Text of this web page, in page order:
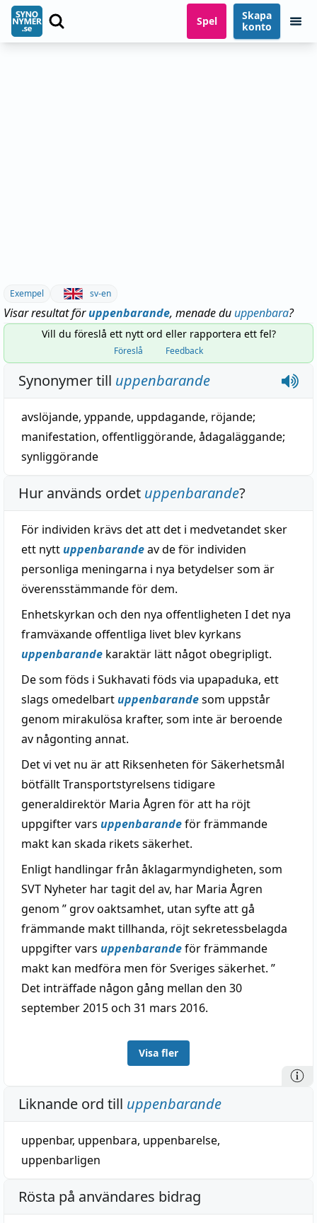
Spel
Skapa
konto
Exempel sv-en
Visar resultat föruppenbarande, menade du uppenbara?
Vill du föreslå ett nytt ord eller rapportera ett fel?
Föreslå Feedback
Synonymer till uppenbarande
avslöjande, yppande, uppdagande, röjande;
manifestation, offentliggörande, ådagaläggande;
synliggörande
Hur används ordet uppenbarande?
För individen krävs det att det i medvetandet sker
ett nyttuppenbarandeav de för individen
personliga meningarna i nya betydelser som är
överensstämmande för dem.
Enhetskyrkan och den nya offentligheten I det nya
framväxande offentliga livet blev kyrkans
uppenbarande karaktär lätt något obegripligt.
De som föds i Sukhavati föds via upapaduka, ett
slags omedelbartuppenbarandesom uppstår
genom mirakulösa krafter, som inte är beroende
av någonting annat.
Det vi vet nu är att Riksenheten för Säkerhetsmål
bötfällt Transportstyrelsens tidigare
generaldirektör Maria Ågren för att ha röjt
uppgifter vars uppenbarandeför främmande
makt kan skada rikets säkerhet.
Enligt handlingar från åklagarmyndigheten, som
SVT Nyheter har tagit del av, har Maria Ågren
genom ” grov oaktsamhet, utan syfte att gå
främmande makt tillhanda, röjt sekretessbelagda
uppgifter vars uppenbarandeför främmande
makt kan medföra men för Sveriges säkerhet. ”
Det inträffade någon gång mellan den 30
september 2015 och 31 mars 2016.
Visa fler
Liknande ord till uppenbarande
uppenbar, uppenbara, uppenbarelse,
uppenbarligen
Rösta på användares bidrag